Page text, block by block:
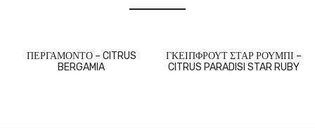
ΠΕΡΓΑΜΟΝΤΟ – CITRUS
BERGAMIA
ΓΚΕΙΠΦΡΟΥΤ ΣΤΑΡ ΡΟΥΜΠΙ –
CITRUS PARADISI STAR RUBY